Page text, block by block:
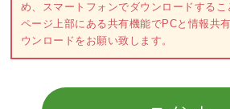
め、スマートフォンでダウンロードするこ
ページ上部にある共有機能でPCと情報共
ウンロードをお願い致します。